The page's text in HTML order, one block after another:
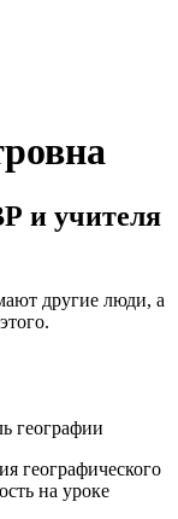
и учителя
другие люди, а
географии
географического
на уроке